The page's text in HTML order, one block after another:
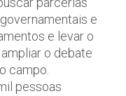
e
e levar o
o debate
campo.
pessoas